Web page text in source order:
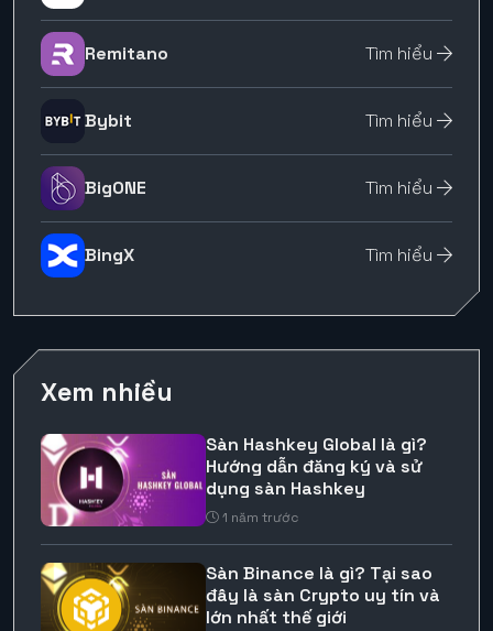
Remitano Tìm hiểu
Bybit Tìm hiểu
BigONE Tìm hiểu
BingX Tìm hiểu
Xem nhiều
Sàn Hashkey Global là gì?
Hướng dẫn đăng ký và sử
dụng sàn Hashkey
1 năm trước
Sàn Binance là gì? Tại sao
đây là sàn Crypto uy tín và
lớn nhất thế giới